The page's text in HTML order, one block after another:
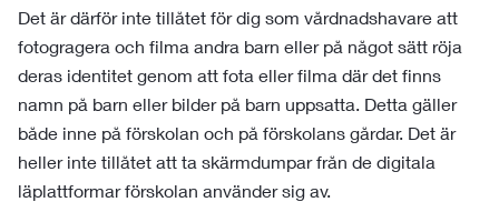
Det är därför inte tillåtet för dig som vårdnadshavare att
fotogragera och filma andra barn eller på något sätt röja
deras identitet genom att fota eller filma där det finns
namn på barn eller bilder på barn uppsatta. Detta gäller
både inne på förskolan och på förskolans gårdar. Det är
heller inte tillåtet att ta skärmdumpar från de digitala
läplattformar förskolan använder sig av.